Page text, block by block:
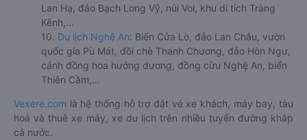
Lan Hạ, đảo Bạch Long Vỹ, núi Voi, khu di tích Tràng
Kênh,...
10. Du lịch Nghệ An: Biển Cửa Lò, đảo Lan Châu, vườn
quốc gia Pù Mát, đồi chè Thanh Chương, đảo Hòn Ngư,
cánh đồng hoa hướng dương, đồng cừu Nghệ An, biển
Thiên Cầm,...
Vexere.com là hệ thống hỗ trợ đặt vé xe khách, máy bay, tàu
hoả và thuê xe máy, xe du lịch trên nhiều tuyến đường khắp
cả nước.